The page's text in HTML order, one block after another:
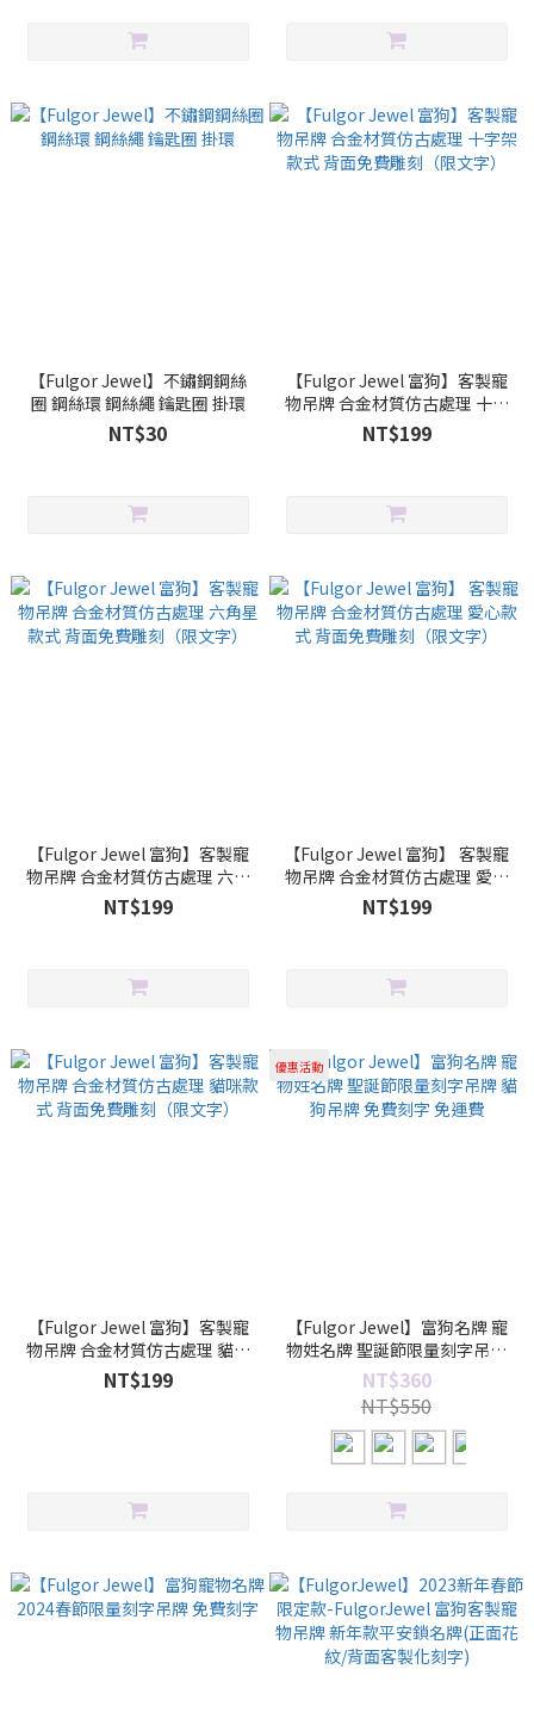
【Fulgor Jewel】不鏽鋼鋼絲
圈 鋼絲環 鋼絲繩 鑰匙圈 掛環
NT$30
【Fulgor Jewel 富狗】客製寵
物吊牌 合金材質仿古處理 十字
架款式 背面免費雕刻（限文
字）
NT$199
【Fulgor Jewel 富狗】客製寵
物吊牌 合金材質仿古處理 六角
星款式 背面免費雕刻（限文
字）
NT$199
【Fulgor Jewel 富狗】 客製寵
物吊牌 合金材質仿古處理 愛心
款式 背面免費雕刻（限文字）
NT$199
【Fulgor Jewel 富狗】客製寵
物吊牌 合金材質仿古處理 貓咪
款式 背面免費雕刻（限文字）
NT$199
優惠活動
【Fulgor Jewel】富狗名牌 寵
物姓名牌 聖誕節限量刻字吊牌
貓狗吊牌 免費刻字 免運費
NT$360
NT$550